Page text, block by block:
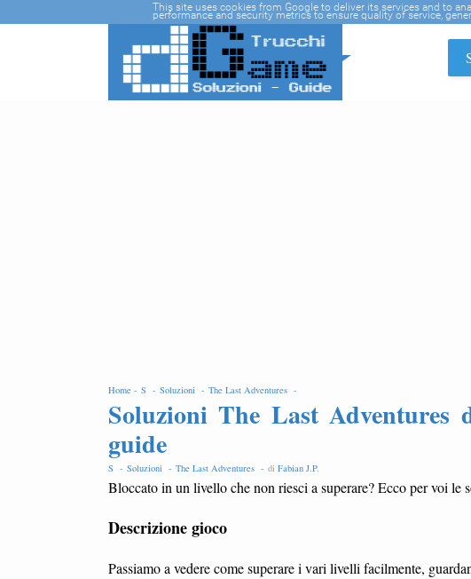
Home - S - Soluzioni - The Last Adventures -
Soluzioni The Last
guide
S - Soluzioni - The Last Adventures - di Fabian J.P.
Bloccato in un livello che non riesci a superare? Ecco per voi le
Descrizione gioco
Passiamo a vedere come superare i vari livelli facilmente,
This site uses cookies from Google to deliver its services and to
performance and security metrics to ensure quality of service,